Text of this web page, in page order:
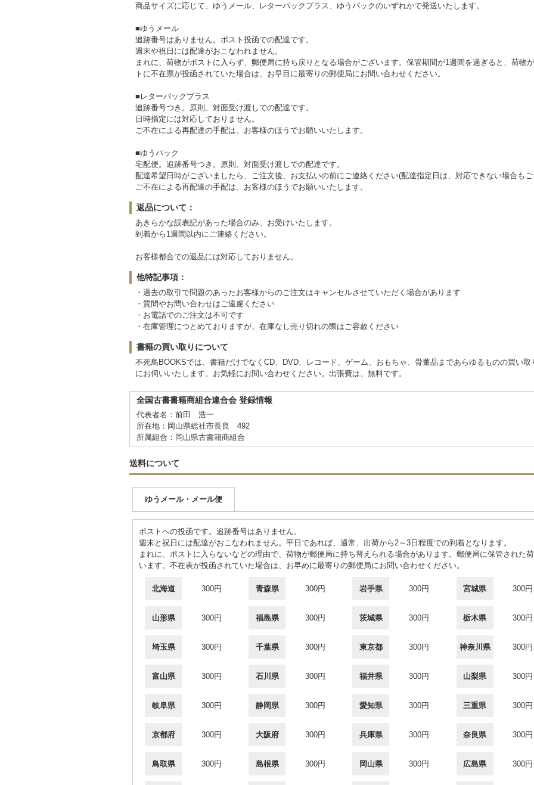
商品サイズに応じて、ゆうメール、レターパックプラス、ゆうパックのいずれかで発送いたします。
■ゆうメール
追跡番号はありません。ポスト投函での配達です。
週末や祝日には配達がおこなわれません。
まれに、荷物がポストに入らず、郵便局に持ち戻りとなる場合がございます。保管期間が1週間を過ぎると、荷物
トに不在票が投函されていた場合は、お早目に最寄りの郵便局にお問い合わせください。
■レターパックプラス
追跡番号つき。原則、対面受け渡しでの配達です。
日時指定には対応しておりません。
ご不在による再配達の手配は、お客様のほうでお願いいたします。
■ゆうパック
宅配便。追跡番号つき。原則、対面受け渡しでの配達です。
配達希望日時がございましたら、ご注文後、お支払いの前にご連絡ください(配達指定日は、対応できない場合もご
ご不在による再配達の手配は、お客様のほうでお願いいたします。
返品について：
あきらかな誤表記があった場合のみ、お受けいたします。
到着から1週間以内にご連絡ください。
お客様都合での返品には対応しておりません。
他特記事項：
・過去の取引で問題のあったお客様からのご注文はキャンセルさせていただく場合があります
・質問やお問い合わせはご遠慮ください
・お電話でのご注文は不可です
・在庫管理につとめておりますが、在庫なし売り切れの際はご容赦ください
書籍の買い取りについて
不死鳥BOOKSでは、書籍だけでなくCD、DVD、レコード、ゲーム、おもちゃ、骨董品まであらゆるものの買い
にお伺いいたします。お気軽にお問い合わせください。出張費は、無料です。
全国古書書籍商組合連合会 登録情報
代表者名：前田 浩一
所在地：岡山県総社市長良 492
所属組合：岡山県古書籍商組合
送料について
ゆうメール・メール便
ポストへの投函です。追跡番号はありません。
週末と祝日には配達がおこなわれません。平日であれば、通常、出荷から2～3日程度での到着となります。
まれに、ポストに入らないなどの理由で、荷物が郵便局に持ち替えられる場合があります。郵便局に保管された
います。不在表が投函されていた場合は、お早めに最寄りの郵便局にお問い合わせください。
北海道 300円 青森県 300円 岩手県 300円 宮城県 300円
山形県 300円 福島県 300円 茨城県 300円 栃木県 300円
埼玉県 300円 千葉県 300円 東京都 300円 神奈川県 300円
富山県 300円 石川県 300円 福井県 300円 山梨県 300円
岐阜県 300円 静岡県 300円 愛知県 300円 三重県 300円
京都府 300円 大阪府 300円 兵庫県 300円 奈良県 300円
鳥取県 300円 島根県 300円 岡山県 300円 広島県 300円